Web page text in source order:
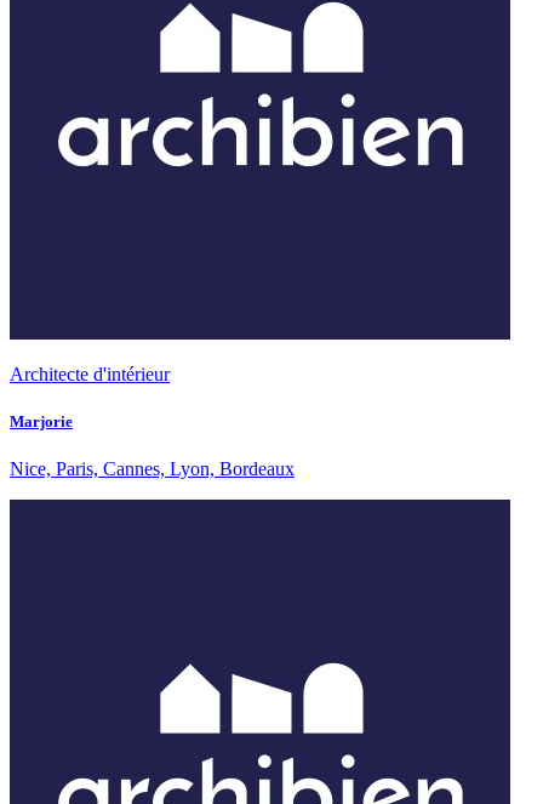
Architecte d'intérieur
Marjorie
Nice, Paris, Cannes, Lyon, Bordeaux